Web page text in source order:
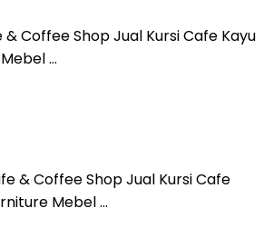
Coffee Shop Jual Kursi Cafe Kayu
…
& Coffee Shop Jual Kursi Cafe
Mebel …